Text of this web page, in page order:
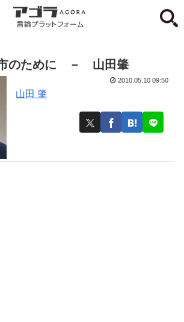
のために － 山田肇
山田 肇
2010.05.10 09:50